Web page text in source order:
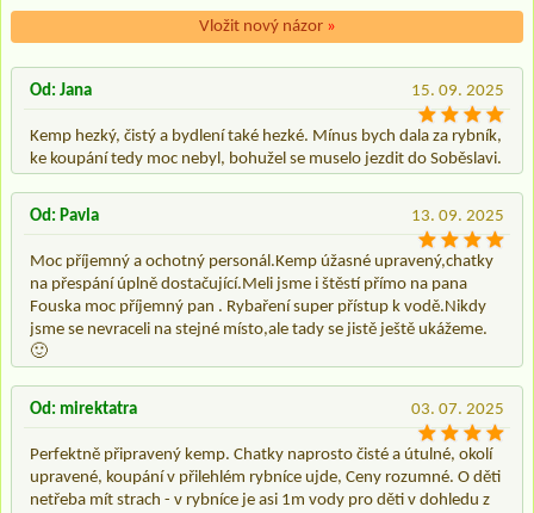
Vložit nový názor »
15. 09. 2025
Od: Jana
Kemp hezký, čistý a bydlení také hezké. Mínus bych dala za rybník,
ke koupání tedy moc nebyl, bohužel se muselo jezdit do Soběslavi.
13. 09. 2025
Od: Pavla
Moc příjemný a ochotný personál.Kemp úžasné upravený,chatky
na přespání úplně dostačující.Meli jsme i štěstí přímo na pana
Fouska moc příjemný pan . Rybaření super přístup k vodě.Nikdy
jsme se nevraceli na stejné místo,ale tady se jistě ještě ukážeme.
🙂
03. 07. 2025
Od: mirektatra
Perfektně připravený kemp. Chatky naprosto čisté a útulné, okolí
upravené, koupání v přilehlém rybníce ujde, Ceny rozumné. O děti
netřeba mít strach - v rybníce je asi 1m vody pro děti v dohledu z